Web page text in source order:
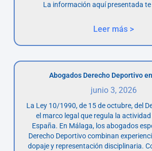
La información aquí presentada
Leer más >
Abogados Derecho Deportivo
junio 3, 2026
La Ley 10/1990, de 15 de octubre, del
el marco legal que regula la
España. En Málaga, los abogados
Derecho Deportivo combinan
dopaje y representación disciplinaria.